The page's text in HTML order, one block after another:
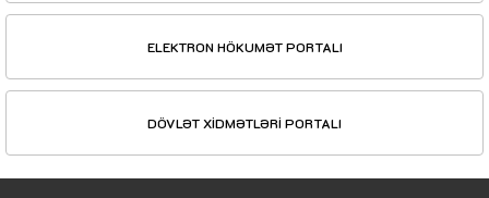
ELEKTRON HÖKUMƏT PORTALI
DÖVLƏT XİDMƏTLƏRİ PORTALI